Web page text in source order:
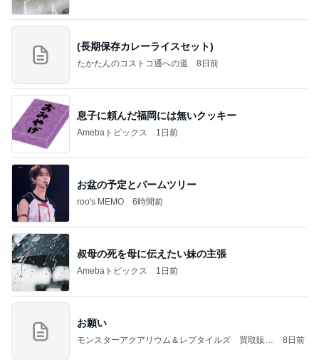
(長期保存カレーライスセット)
たかたんのコストコ通への道 8日前
息子に頼んだ福岡には無いクッキー
Amebaトピックス 1日前
お盆の予定とパームツリー
roo's MEMO 6時間前
叔母の死を母に伝えたい妹の主張
Amebaトピックス 1日前
お願い
モンスターアクアリウム＆レプタイルズ 買取販売
8日前